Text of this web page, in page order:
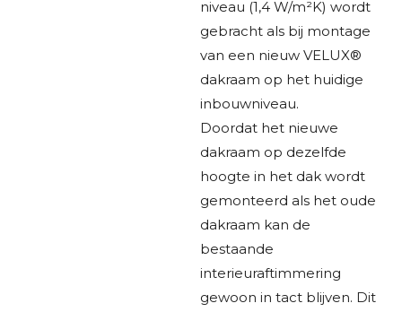
niveau (1,4 W/m²K) wordt
gebracht als bij montage
van een nieuw VELUX®
dakraam op het huidige
inbouwniveau.
Doordat het nieuwe
dakraam op dezelfde
hoogte in het dak wordt
gemonteerd als het oude
dakraam kan de
bestaande
interieuraftimmering
gewoon in tact blijven. Dit